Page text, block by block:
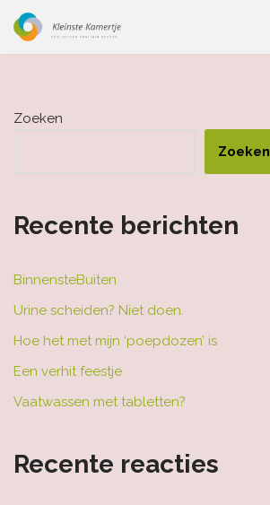
inhoud
Zoeken
Zoeken
Recente berichten
BinnensteBuiten
Urine scheiden? Niet doen.
Hoe het met mijn ‘poepdozen’ is
Een verhit feestje
Vaatwassen met tabletten?
Recente reacties